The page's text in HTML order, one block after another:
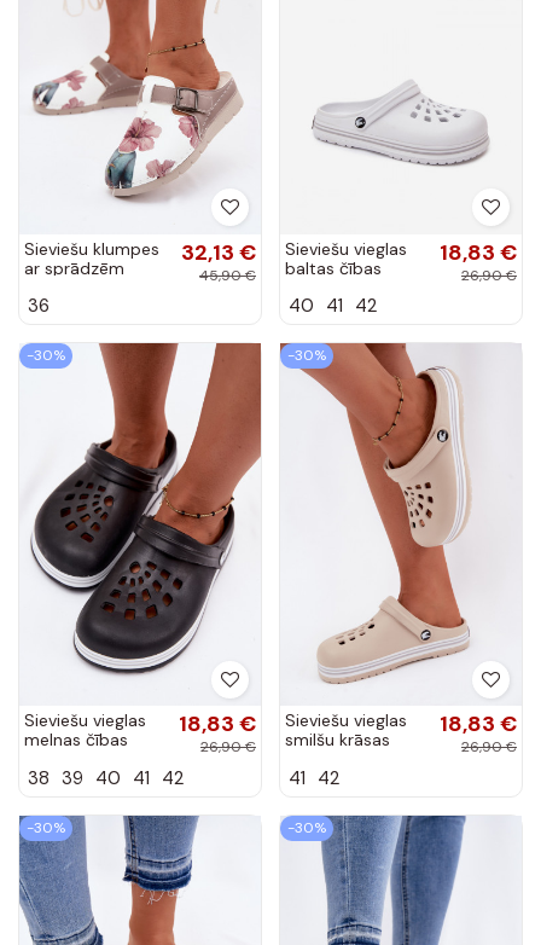
Sieviešu klumpes
ar sprādzēm
32,13 €
45,90 €
36
Sieviešu vieglas
baltas čības
18,83 €
26,90 €
40 41 42
-30%
Sieviešu vieglas
melnas čības
18,83 €
26,90 €
38 39 40 41 42
-30%
Sieviešu vieglas
smilšu krāsas
18,83 €
26,90 €
41 42
-30% -30%